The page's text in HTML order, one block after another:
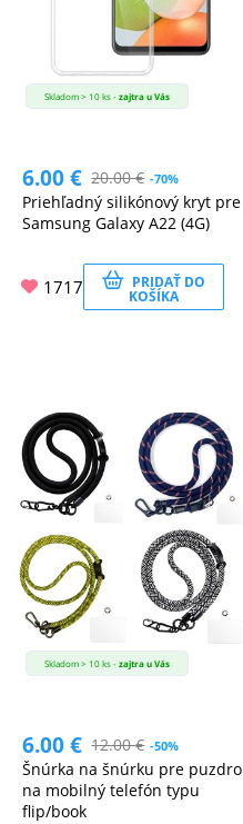
Skladom > 10 ks -zajtra u Vás
6.00€ 20.00€ -70%
Priehľadný silikónový kryt pre
Samsung Galaxy A22 (4G)
1717 PRIDAŤ DO
KOŠÍKA
Skladom > 10 ks -zajtra u Vás
6.00€ 12.00€ -50%
Šnúrka na šnúrku pre puzdro
na mobilný telefón typu
flip/book